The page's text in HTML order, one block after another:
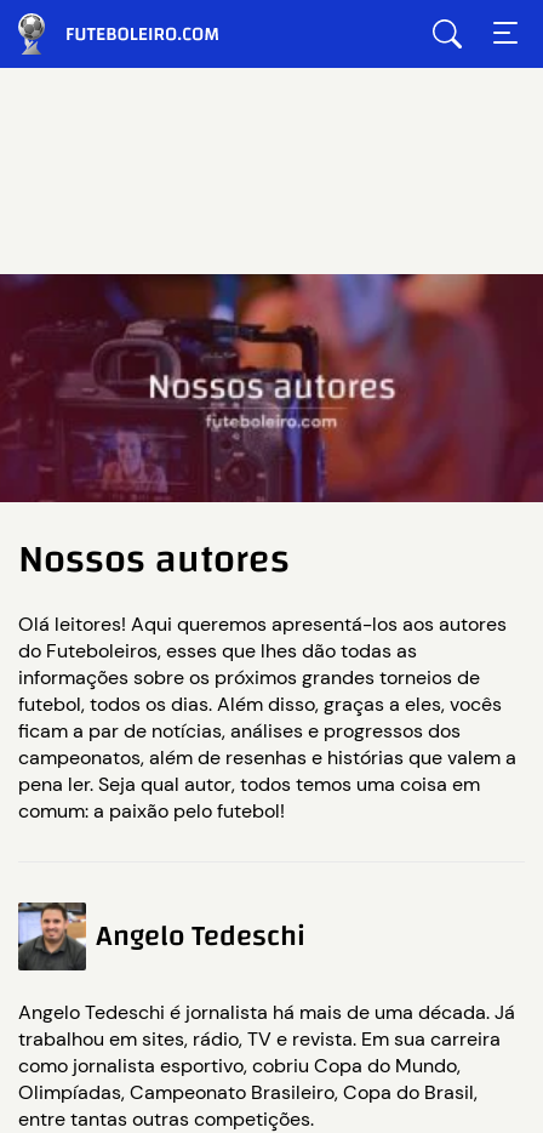
Nossos autores
Olá leitores! Aqui queremos apresentá-los aos autores
do Futeboleiros, esses que lhes dão todas as
informações sobre os próximos grandes torneios de
futebol, todos os dias. Além disso, graças a eles, vocês
ficam a par de notícias, análises e progressos dos
campeonatos, além de resenhas e histórias que valem a
pena ler. Seja qual autor, todos temos uma coisa em
comum: a paixão pelo futebol!
Angelo Tedeschi
Angelo Tedeschi é jornalista há mais de uma década. Já
trabalhou em sites, rádio, TV e revista. Em sua carreira
como jornalista esportivo, cobriu Copa do Mundo,
Olimpíadas, Campeonato Brasileiro, Copa do Brasil,
entre tantas outras competições.